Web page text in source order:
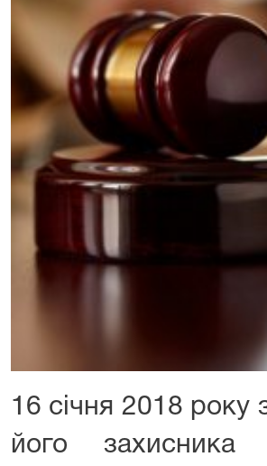
16 січня 201 8 року
його захисника